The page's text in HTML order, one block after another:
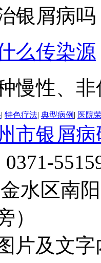
银屑病
么传染源
慢性、
| 特色疗法| 典型病例 | 医院
市银屑
水区南
）
片及文